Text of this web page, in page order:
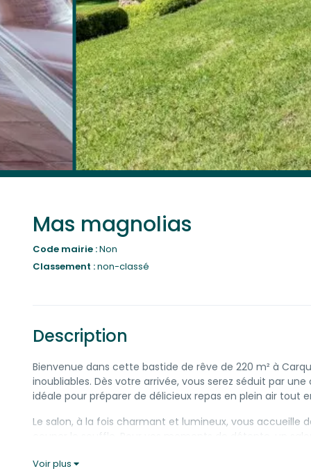
Mas magnolias
Code mairie :Non
Classement :non-classé
Description
Bienvenue dans cette bastide de rêve de 220 m² à
inoubliables. Dès votre arrivée, vous serez séduit par
idéale pour préparer de délicieux repas en plein air tout
Le salon, à la fois charmant et lumineux, vous
L’espace extèrieur est entièrement clos et arboré, deux
Voir plus